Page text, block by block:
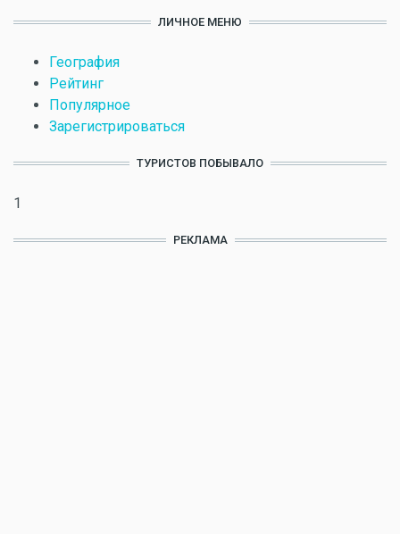
ЛИЧНОЕ МЕНЮ
География
Рейтинг
Популярное
Зарегистрироваться
ТУРИСТОВ ПОБЫВАЛО
1
РЕКЛАМА